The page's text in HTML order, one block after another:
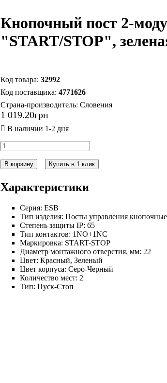
Кнопочный пост 2-
"START/STOP",
32992
4771626
Страна-производитель: Словения
1 019.20грн
В корзину Купить в 1 клик
Характеристики
Серия: ESB
Тип изделия: Посты управления кнопочные
Степень защиты IP: 65
Тип контактов: 1NO+1NC
Маркировка: START-STOP
Диаметр монтажного отверстия, мм: 22
Цвет: Красный, Зеленый
Цвет корпуса: Серо-Черный
Количество мест: 2
Тип: Пуск-Стоп